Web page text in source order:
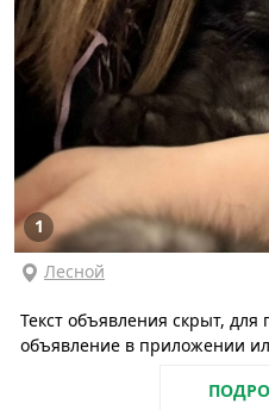
1
Лесной
Текст объявления скрыт, для
объявление в приложении